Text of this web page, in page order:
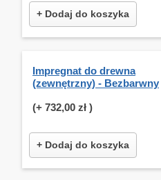
+ Dodaj do koszyka
Impregnat do drewna
(zewnętrzny) - Bezbarwny
(+ 732,00 zł )
+ Dodaj do koszyka